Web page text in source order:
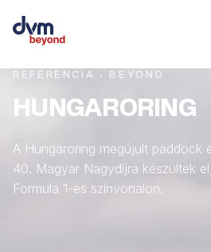
REFERENCIA · BEYOND
HUNGARORING
A Hungaroring megújult paddock
40. Magyar Nagydíjra készültek
Formula 1-es színvonalon.